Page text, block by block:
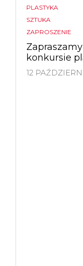
PLASTYKA
SZTUKA
ZAPROSZENIE
konkursie
12